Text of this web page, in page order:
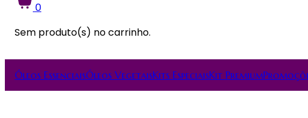
0
Sem produto(s) no carrinho.
Óleos EssenciaisÓleos VegetaisKits EspeciaisKit Premium